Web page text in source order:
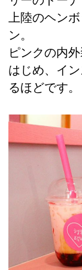
上陸のヘン
ン。
ピンクの内
はじめ、イ
るほどです。